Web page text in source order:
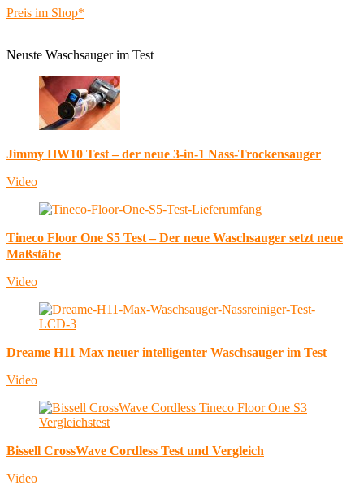
Preis im Shop*
Neuste Waschsauger im Test
Jimmy HW10 Test – der neue 3-in-1 Nass-Trockensauger
Video
Tineco Floor One S5 Test – Der neue Waschsauger setzt neue
Maßstäbe
Video
Dreame H11 Max neuer intelligenter Waschsauger im Test
Video
Bissell CrossWave Cordless Test und Vergleich
Video